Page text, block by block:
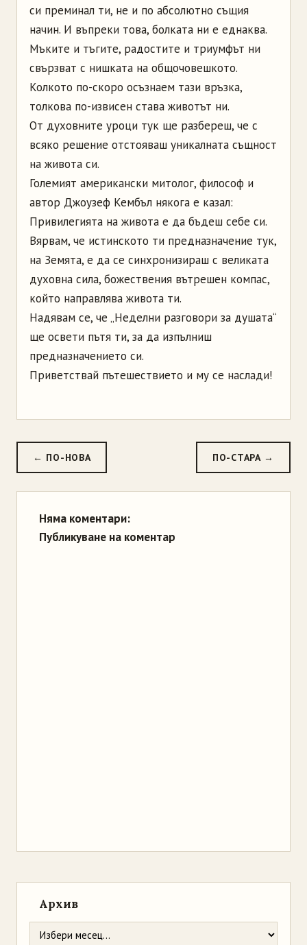
си преминал ти, не и по абсолютно същия
начин. И въпреки това, болката ни е еднаква.
Мъките и тъгите, радостите и триумфът ни
свързват с нишката на общочовешкото.
Колкото по-скоро осъзнаем тази връзка,
толкова по-извисен става животът ни.
От духовните уроци тук ще разбереш, че с
всяко решение отстояваш уникалната същност
на живота си.
Големият американски митолог, философ и
автор Джоузеф Кембъл някога е казал:
Привилегията на живота е да бъдеш себе си.
Вярвам, че истинското ти предназначение тук,
на Земята, е да се синхронизираш с великата
духовна сила, божествения вътрешен компас,
който направлява живота ти.
Надявам се, че „Неделни разговори за душата“
ще освети пътя ти, за да изпълниш
предназначението си.
Приветствай пътешествието и му се наслади!
← ПО-НОВА ПО-СТАРА →
Няма коментари:
Публикуване на коментар
Архив